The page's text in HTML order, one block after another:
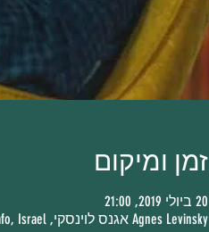
זמן ומיקום
20 ביולי 2019, 21:00
Agnes Levinsky אגנס לוינסקי, HaKishon St 7, Tel Aviv-Yafo, Israel